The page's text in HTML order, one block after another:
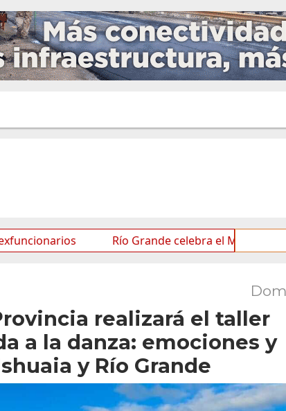
Río Grande celebra el Mes de las
realizará el taller
a la danza: emociones y
y Río Grande